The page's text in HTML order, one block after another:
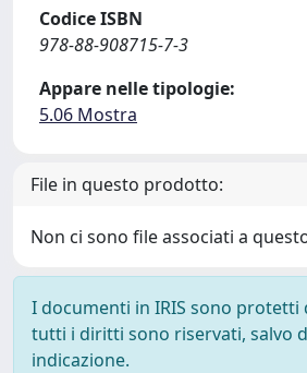
Codice ISBN
978-88-908715-7-3
Appare nelle tipologie:
5.06 Mostra
File in questo prodotto:
Non ci sono file associati a
I documenti in IRIS sono protetti
tutti i diritti sono riservati, salvo
indicazione.